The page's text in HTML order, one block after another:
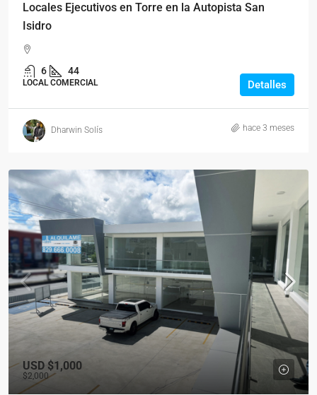
Locales Ejecutivos en Torre en la Autopista San
Isidro
6 44
LOCAL COMERCIAL Detalles
Dharwin Solís hace 3 meses
USD $1,000
$2,000